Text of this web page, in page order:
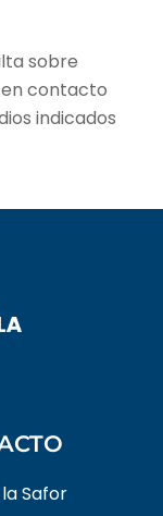
sobre
en contacto
indicados
Safor